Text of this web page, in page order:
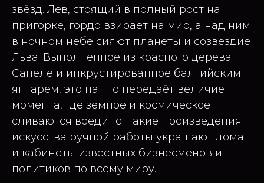
звёзд. Лев, стоящий в полный рост на
пригорке, гордо взирает на мир, а над ним
в ночном небе сияют планеты и созвездие
Льва. Выполненное из красного дерева
Сапеле и инкрустированное балтийским
янтарем, это панно передаёт величие
момента, где земное и космическое
сливаются воедино. Такие произведения
искусства ручной работы украшают дома
и кабинеты известных бизнесменов и
политиков по всему миру.